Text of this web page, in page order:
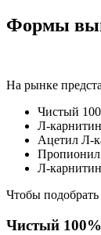
Формы
На рынке
Чистый
Л-карнитин
Ацетил Л-
Л-
Чтобы
Чистый